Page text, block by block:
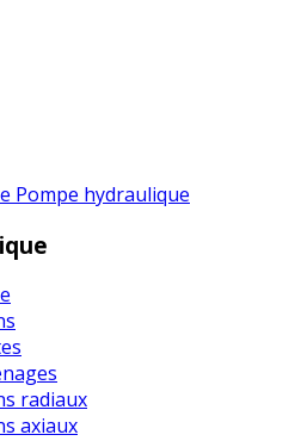
Pompe hydraulique
radiaux
axiaux